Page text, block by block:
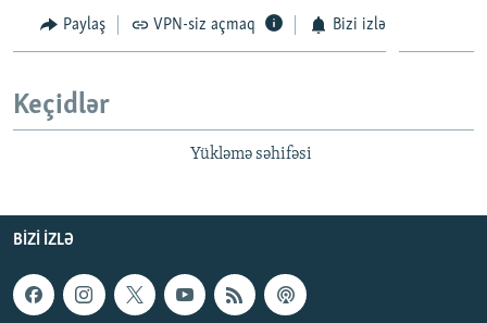
Paylaş VPN-siz açmaq Bizi izlə
Keçidlər
Yükləmə səhifəsi
BIZI IZLƏ